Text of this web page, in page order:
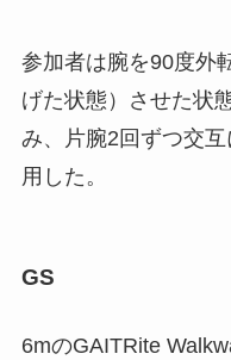
参加者は腕を90度外
げた状態）させた状
み、片腕2回ずつ交互
用した。
GS
6mのGAITRite